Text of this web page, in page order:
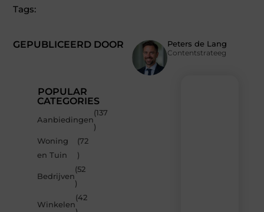
GEPUBLICEERD DOOR Peters de Lang
Contentstrateeg
Tags:
POPULAR
CATEGORIES
Aanbiedingen
(137
)
Woning
en Tuin
(72
)
Bedrijven
(52
)
Winkelen
(42